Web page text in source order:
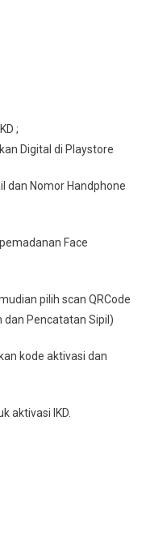
;
Digital di Playstore
dan Nomor Handphone
Face
pilih scan QRCode
dan Pencatatan Sipil)
kode aktivasi dan
aktivasi IKD.